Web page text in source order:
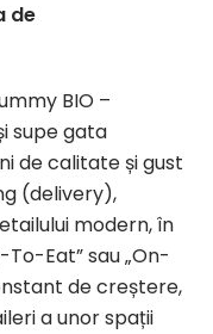
de
BIO –
supe gata
de calitate și gust
(delivery),
modern, în
Eat” sau „On-
de creștere,
a unor spații